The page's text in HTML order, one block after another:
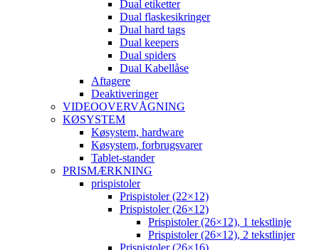
Dual etiketter
Dual flaskesikringer
Dual hard tags
Dual keepers
Dual spiders
Dual Kabellåse
Aftagere
Deaktiveringer
VIDEOOVERVÅGNING
KØSYSTEM
Køsystem, hardware
Køsystem, forbrugsvarer
Tablet-stander
PRISMÆRKNING
prispistoler
Prispistoler (22×12)
Prispistoler (26×12)
Prispistoler (26×12), 1 tekstlinje
Prispistoler (26×12), 2 tekstlinjer
Prispistoler (26×16)